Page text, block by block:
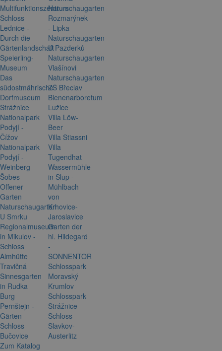
Multifunktionszentrum
Schloss
Lednice -
Durch die
Gärtenlandschaft
Speierling-
Museum
Das
südostmährische
Dorfmuseum
Strážnice
Nationalpark
Podyjí -
Čížov
Nationalpark
Podyjí -
Weinberg
Šobes
Offener
Garten
Naturschaugarten
U Smrku
Regionalmuseum
in Mikulov -
Schloss
Almhütte
Travičná
Sinnesgarten
in Rudka
Burg
Pernštejn -
Gärten
Schloss
Bučovice
Naturschaugarten
Rozmarýnek
- Lipka
Naturschaugarten
U Pazderků
Naturschaugarten
Vlašínovi
Naturschaugarten
ZŠ Břeclav
Bienenarboretum
Lužice
Villa Löw-
Beer
Villa Stiassni
Villa
Tugendhat
Wassermühle
in Slup -
Mühlbach
von
Krhovice-
Jaroslavice
Garten der
hl. Hildegard
-
SONNENTOR
Schlosspark
Moravský
Krumlov
Schlosspark
Strážnice
Schloss
Slavkov-
Austerlitz
Zum Katalog